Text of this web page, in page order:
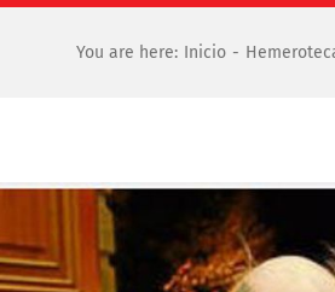
You are here: Inicio